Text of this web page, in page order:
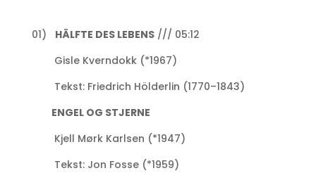
01) HÄLFTE DES LEBENS/// 05:12
Gisle Kverndokk (*1967)
Tekst: Friedrich Hölderlin (1770–1843)
ENGEL OG STJERNE
Kjell Mørk Karlsen (*1947)
Tekst: Jon Fosse (*1959)